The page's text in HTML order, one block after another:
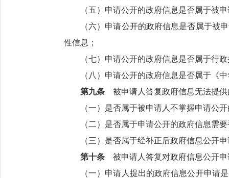
（五）申请公开的政府信息是否属于被
（六）申请公开的政府信息是否属于被
性信息；
（七）申请公开的政府信息是否属于行
（八）申请公开的政府信息是否属于《
第九条 被申请人答复政府信息无法提
（一）是否属于被申请人不掌握申请公
（二）是否属于申请公开的政府信息需
（三）是否属于经补正后政府信息公开
第十条 被申请人答复对政府信息公开
（一）申请人提出的政府信息公开申请